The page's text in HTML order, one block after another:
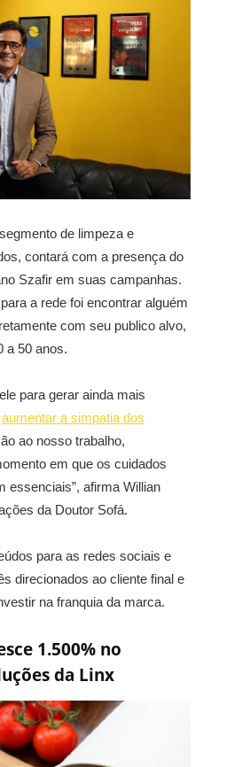
de limpeza e
contará com a presença do
Szafir em suas campanhas.
a rede foi encontrar alguém
com seu publico alvo,
a 50 anos.
para gerar ainda mais
aumentar a simpatia dos
ao nosso trabalho,
em que os cuidados
essenciais”, afirma Willian
da Doutor Sofá.
para as redes sociais e
direcionados ao cliente final e
na franquia da marca.
1.500% no
da Linx